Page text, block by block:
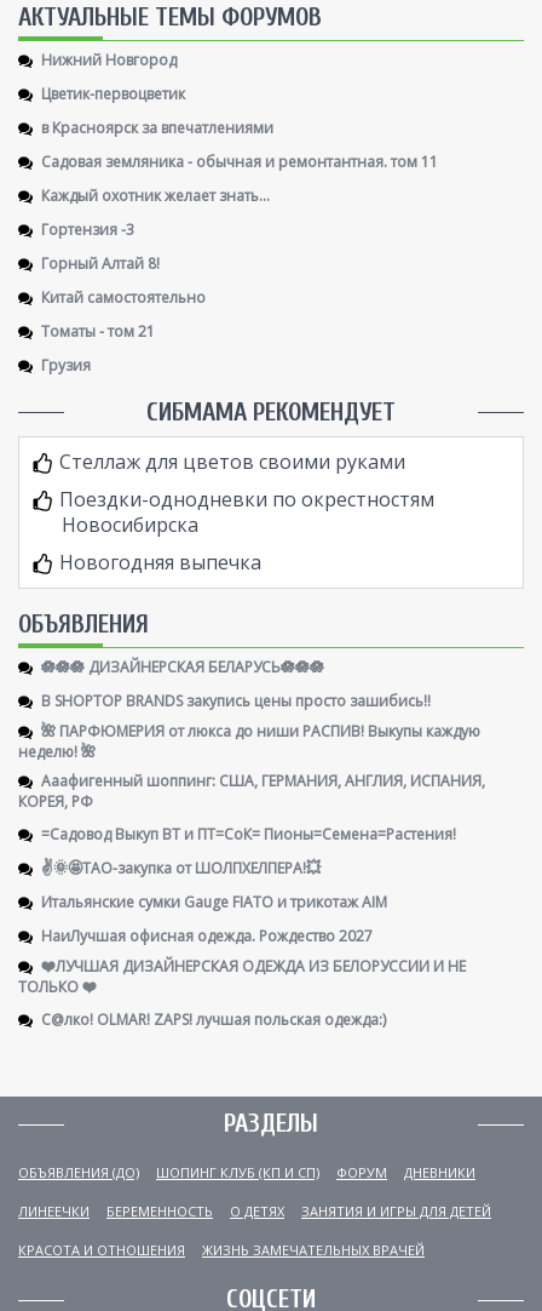
AКТУАЛЬНЫЕ ТЕМЫ ФОРУМОВ
Нижний Новгород
Цветик-первоцветик
в Красноярск за впечатлениями
Садовая земляника - обычная и ремонтантная. том 11
Каждый охотник желает знать...
Гортензия -3
Горный Алтай 8!
Китай самостоятельно
Томаты - том 21
Грузия
СИБМАМА РЕКОМЕНДУЕТ
Стеллаж для цветов своими руками
Поездки-однодневки по окрестностям
Новосибирска
Новогодняя выпечка
ОБЪЯВЛЕНИЯ
🪷🪷🪷 ДИЗАЙНЕРСКАЯ БЕЛАРУСЬ🪷🪷🪷
В SHOPTOP BRANDS закупись цены просто зашибись!!
🌺 ПАРФЮМЕРИЯ от люкса до ниши РАСПИВ! Выкупы каждую
неделю! 🌺
Ааафигенный шоппинг: США, ГЕРМАНИЯ, АНГЛИЯ, ИСПАНИЯ,
КОРЕЯ, РФ
=Садовод Выкуп ВТ и ПТ=СоК= Пионы=Семена=Растения!
✌️🌞🤩ТАО-закупка от ШОЛПХЕЛПЕРА!💥
Итальянские сумки Gauge FIATO и трикотаж AIM
НаиЛучшая офисная одежда. Рождество 2027
❤️ЛУЧШАЯ ДИЗАЙНЕРСКАЯ ОДЕЖДА ИЗ БЕЛОРУССИИ И НЕ
ТОЛЬКО ❤️
С@лко! OLMAR! ZAPS! лучшая польская одежда:)
РАЗДЕЛЫ
ОБЪЯВЛЕНИЯ (ДО) ШОПИНГ КЛУБ (КП И СП) ФОРУМ ДНЕВНИКИ
ЛИНЕЕЧКИ БЕРЕМЕННОСТЬ О ДЕТЯХ ЗАНЯТИЯ И ИГРЫ ДЛЯ ДЕТЕЙ
КРАСОТА И ОТНОШЕНИЯ ЖИЗНЬ ЗАМЕЧАТЕЛЬНЫХ ВРАЧЕЙ
СОЦСЕТИ